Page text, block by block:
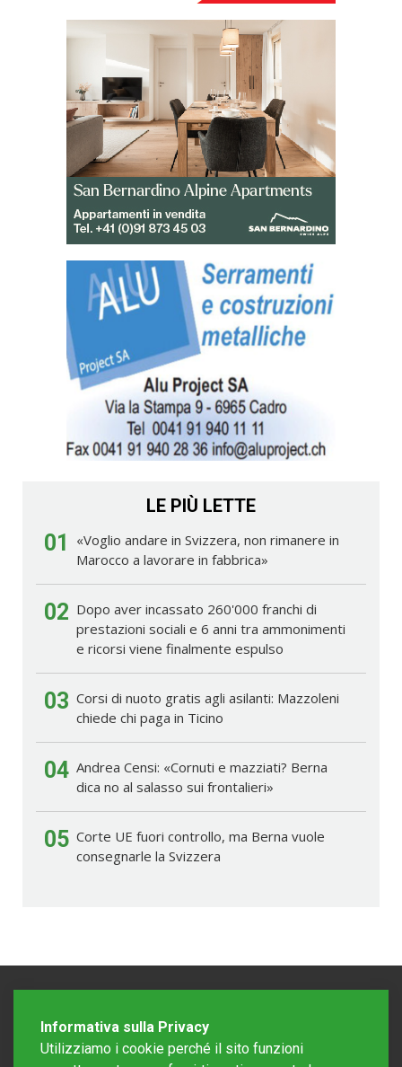
LE PIÙ LETTE
01
«Voglio andare in Svizzera, non rimanere in
Marocco a lavorare in fabbrica»
02 Dopo aver incassato 260'000 franchi di
prestazioni sociali e 6 anni tra ammonimenti
e ricorsi viene finalmente espulso
03 Corsi di nuoto gratis agli asilanti: Mazzoleni
chiede chi paga in Ticino
04 Andrea Censi: «Cornuti e mazziati? Berna
dica no al salasso sui frontalieri»
05 Corte UE fuori controllo, ma Berna vuole
consegnarle la Svizzera
Informativa sulla Privacy
Utilizziamo i cookie perché il sito funzioni